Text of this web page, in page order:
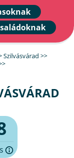
Szilvásvárad >>